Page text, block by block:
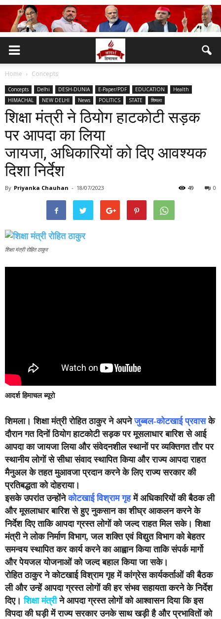
Home Concepts
Concepts Delhi DESH-DUNIA E-Paper/PDF EDUCATION
Health
HIMACHAL
NEW DELHI News POLITICS STATE शिमला
शिक्षा मंत्री ने ठियोग हाटकोटी सड़क
पर आपदा का लिया
जायजा, अधिकारियों को दिए आवश्यक
दिशा निर्देश
By Priyanka Chauhan - 18/07/2023 0
49
शिक्षा मंत्री रोहित ठाकुर
आदर्श हिमाचल ब्यूरो
शिमला। शिक्षा मंत्री रोहित ठाकुर ने अपनेजुब्बल-कोटखाई प्रवासके
दौरान गत दिनों ठियोग हाटकोटी सड़क पर मूसलाधार बारिश से आई
आपदा का जायजा लिया और संवेदनशील स्थानों पर व्यक्तिगत तौर पर
स्थानीय लोगों से सीधा संवाद स्थापित किया और राज्य आपदा राहत
मैनुअल के तहत मुआवजा प्रदान करने के लिए राज्य सरकार की
प्रतिबद्धता को दोहराया।
इसके उपरांत उन्होंनेकोटखाई विश्राम गृहमें अधिकारियों की बैठक ली
और मूसलाधार बारिश से हुए नुकसान का शीघ्र आकलन करने के
निर्देश दिए ताकि आपदा ग्रस्त लोगों को जल्द राहत मिल सके। शिक्षा
मंत्री ने लोक निर्माण विभाग, जल शक्ति एवं विद्युत विभाग को बेहतर
समन्वय स्थापित कर कार्य करने का आह्वान किया ताकि संपर्क मार्गो
और पेयजल योजनाओं को जल्द बहाल किया जा सके।
रोहित ठाकुर ने कोटखाई विश्राम गृह में कांग्रेस कार्यकर्ताओं की बैठक
ली और उन्हें आपदा ग्रस्त लोगों की हर संभव सहायता करने के निर्देश
दिए।शिक्षा मंत्री ने आपदा ग्रस्त लोगों को आश्वासन दिया कि इस
विपदा की घड़ी में राज्य सरकार उनके साथ खड़ी है और प्रभावितों को